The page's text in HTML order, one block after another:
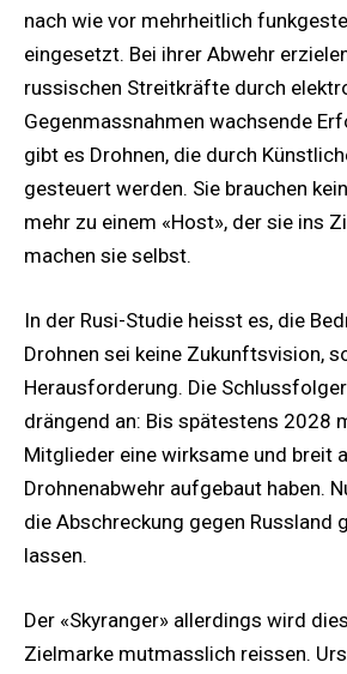
nach wie vor mehrheitlich
eingesetzt. Bei ihrer Abwehr
russischen Streitkräfte durch
Gegenmassnahmen wachsende
gibt es Drohnen, die durch
gesteuert werden. Sie brauchen
mehr zu einem «Host», der sie ins
machen sie selbst.
In der Rusi-Studie heisst es, die
Drohnen sei keine Zukunftsvision,
Herausforderung. Die
drängend an: Bis spätestens 2028
Mitglieder eine wirksame und breit
Drohnenabwehr aufgebaut haben.
die Abschreckung gegen Russland
lassen.
Der «Skyranger» allerdings wird
Zielmarke mutmasslich reissen.